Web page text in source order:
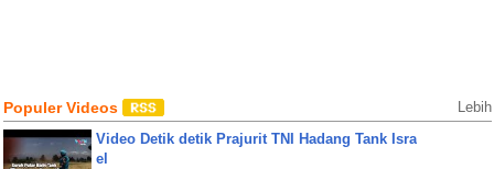
Populer Videos Lebih
Video Detik detik Prajurit TNI Hadang Tank Isra
el